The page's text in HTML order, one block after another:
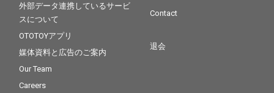
外部データ連携しているサービ
スについて
OTOTOYアプリ
媒体資料と広告のご案内
Our Team
Careers
Contact
退会